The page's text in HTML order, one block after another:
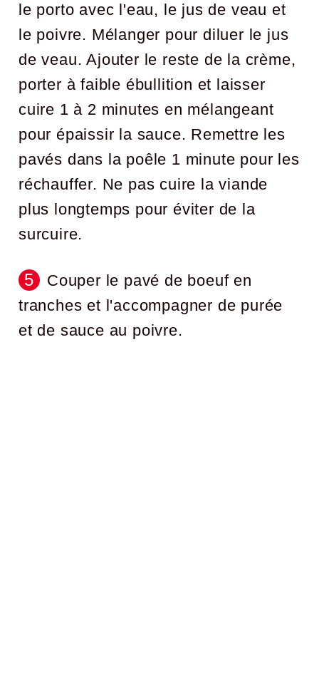
le porto avec l'eau, le jus de veau et
le poivre. Mélanger pour diluer le jus
de veau. Ajouter le reste de la crème,
porter à faible ébullition et laisser
cuire 1 à 2 minutes en mélangeant
pour épaissir la sauce. Remettre les
pavés dans la poêle 1 minute pour les
réchauffer. Ne pas cuire la viande
plus longtemps pour éviter de la
surcuire.
Couper le pavé de boeuf en
tranches et l'accompagner de purée
et de sauce au poivre.